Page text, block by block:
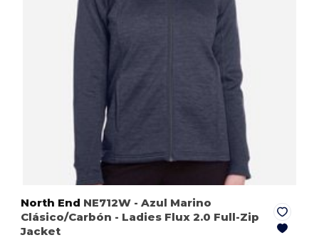
North End NE712W - Azul Marino
Clásico/Carbón - Ladies Flux 2.0 Full-Zip
Jacket